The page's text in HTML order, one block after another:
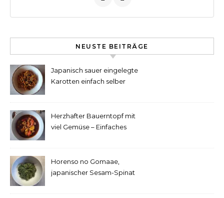
NEUSTE BEITRÄGE
Japanisch sauer eingelegte
Karotten einfach selber
Herzhafter Bauerntopf mit
viel Gemüse – Einfaches
Horenso no Gomaae,
japanischer Sesam-Spinat